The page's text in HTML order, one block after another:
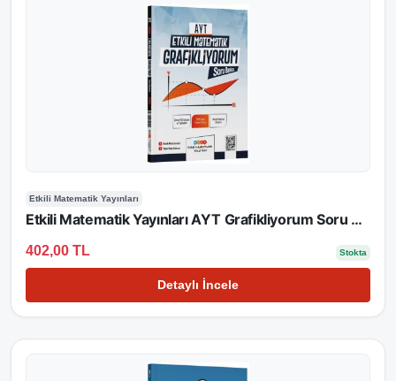
Etkili Matematik Yayınları
Etkili Matematik Yayınları AYT Grafikliyorum Soru Bankası
402,00 TL Stokta
Detaylı İncele